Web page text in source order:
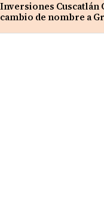
Inversiones Cuscatlán
cambio de nombre a